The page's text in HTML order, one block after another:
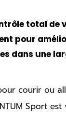
total de
pour
dans une
courir ou
Sport est